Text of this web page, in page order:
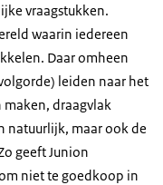
vraagstukken.
waarin iedereen
Daar omheen
leiden naar het
draagvlak
natuurlijk, maar ook de
geeft Junion
niet te goedkoop in